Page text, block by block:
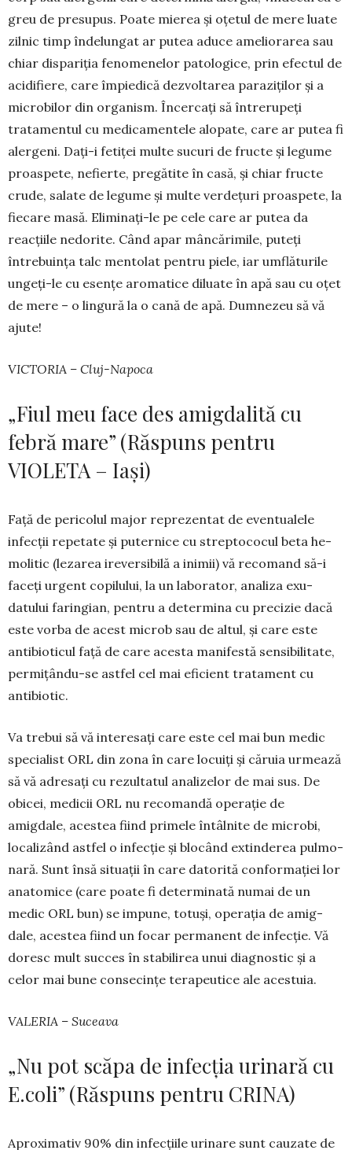
greu de pre­su­pus. Poate mierea și oțe­tul de mere lua­te
zilnic timp înde­lungat ar putea adu­ce ameliorarea sau
chiar dispa­riția fenomenelor patolo­gice, prin efectul de
acidifiere, care împiedică dezvol­tarea paraziților și a
microbilor din organism. Încercați să între­rupeți
tratamentul cu medica­men­tele alopa­te, care ar putea fi
aler­geni. Dați-i fe­tiței multe sucuri de fruc­te și legume
proaspete, nefierte, pregătite în casă, și chiar fructe
cru­de, salate de legu­me și multe verde­țuri proaspete, la
fiecare masă. Elimi­nați-le pe cele care ar putea da
reacțiile ne­dorite. Când apar mâncă­rimile, puteți
întrebuința talc mentolat pentru piele, iar umflăturile
ungeți-le cu esențe aromatice di­luate în apă sau cu oțet
de mere – o lingură la o cană de apă. Dum­nezeu să vă
ajute!
VICTORIA – Cluj-Napoca
„Fiul meu face des amigdalită cu
febră mare” (Răspuns pentru
VIOLETA – Iași)
Față de pericolul major repre­zentat de even­tualele
infecții repetate și puternice cu strep­to­cocul beta he­
molitic (lezarea ireversibilă a inimii) vă recomand să-i
faceți urgent copi­lului, la un labo­rator, analiza exu­
datului faringian, pentru a deter­mina cu precizie dacă
este vorba de acest mi­crob sau de altul, și care este
anti­bioticul față de care acesta manifestă sensibilitate,
per­mițându-se astfel cel mai eficient trata­ment cu
antibiotic.
Va trebui să vă interesați care este cel mai bun medic
specialist ORL din zona în care locuiți și că­ruia urmează
să vă adresați cu rezultatul analizelor de mai sus. De
obicei, medicii ORL nu recomandă operație de
amigdale, acestea fiind primele întâl­nite de microbi,
localizând astfel o infecție și blocând extinderea pul­mo­
nară. Sunt însă situații în care datorită conformației lor
anatomice (care poa­te fi determinată numai de un
medic ORL bun) se impune, totuși, operația de amig­
dale, acestea fiind un focar permanent de infecție. Vă
doresc mult succes în stabilirea unui diag­nostic și a
celor mai bune consecințe terapeu­tice ale acestuia.
VALERIA – Suceava
„Nu pot scăpa de infecția urinară cu
E.coli” (Răspuns pentru CRINA)
Aproximativ 90% din infecțiile uri­nare sunt cau­zate de